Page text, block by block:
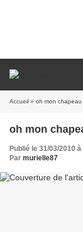
Accueil » oh mon chapeau
oh mon
Publié le 31/03/2010
Par murielle87